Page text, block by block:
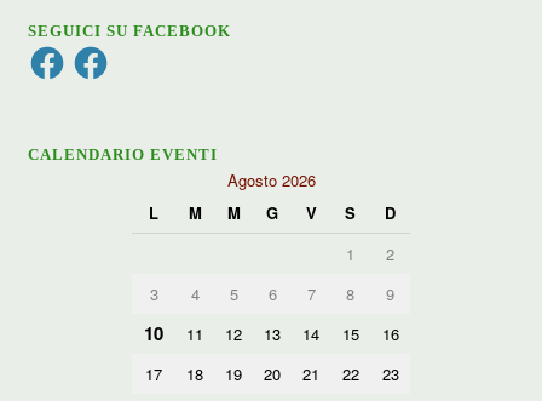
SEGUICI SU FACEBOOK
FacebookFacebook
CALENDARIO EVENTI
Agosto 2026
L
M M G V S
D
1
2
3
4 5 6 7 8 9
10 11 12 13 14 15
16
17
18 19 20 21 22
23